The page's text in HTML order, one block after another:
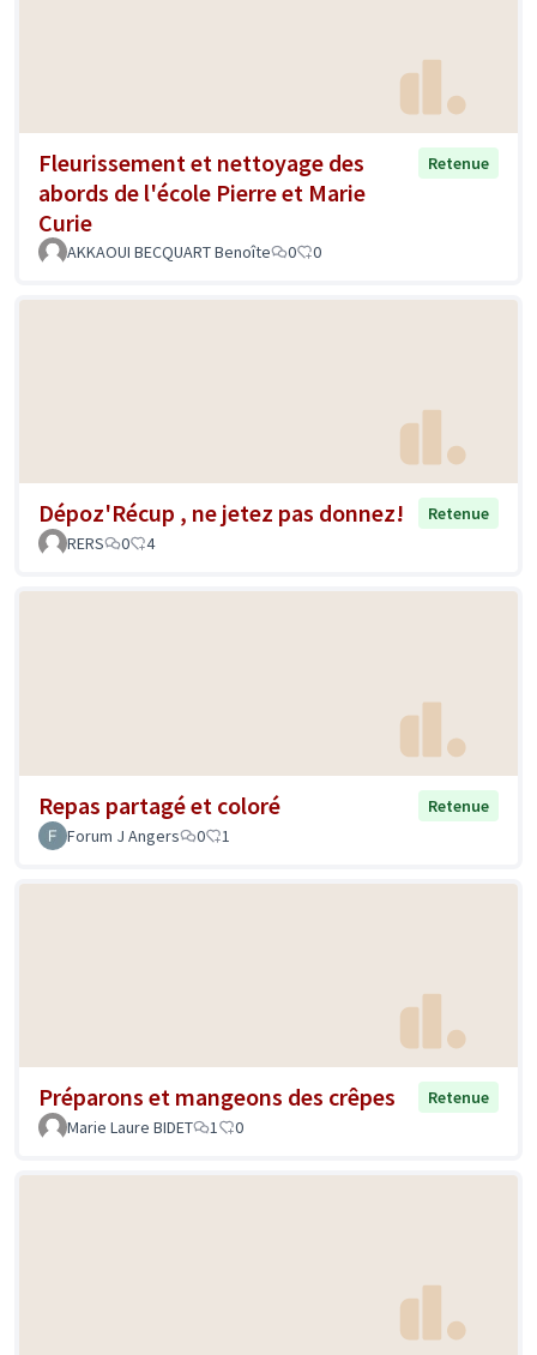
Fleurissement et nettoyage des
abords de l'école Pierre et Marie
Curie
Retenue
AKKAOUI BECQUART Benoîte 0 0
Dépoz'Récup , ne jetez pas donnez!
Retenue
RERS
0 4
Repas partagé et coloré
Retenue
Forum J Angers
0 1
Préparons et mangeons des crêpes
Retenue
Marie Laure BIDET
1 0